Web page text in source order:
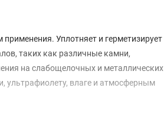
Уплотняет и герметизирует
таких как различные камни,
на слабощелочных и металлических
ультрафиолету, влаге и атмосферным